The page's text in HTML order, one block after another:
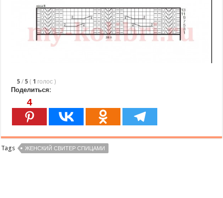
5 / 5 ( 1 голос)
Поделиться:
4
Tags ЖЕНСКИЙ СВИТЕР СПИЦАМИ